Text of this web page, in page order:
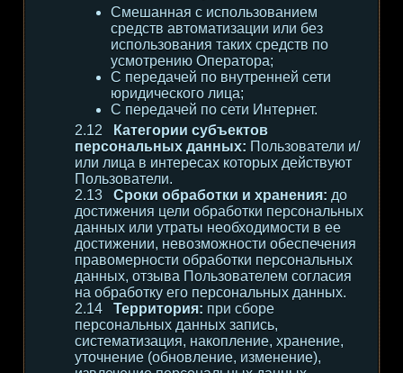
Смешанная с использованием
средств автоматизации или без
использования таких средств по
усмотрению Оператора;
С передачей по внутренней сети
юридического лица;
С передачей по сети Интернет.
Категории субъектов
персональных данных: Пользователи и/
или лица в интересах которых действуют
Пользователи.
Сроки обработки и хранения: до
достижения цели обработки персональных
данных или утраты необходимости в ее
достижении, невозможности обеспечения
правомерности обработки персональных
данных, отзыва Пользователем согласия
на обработку его персональных данных.
Территория: при сборе
персональных данных запись,
систематизация, накопление, хранение,
уточнение (обновление, изменение),